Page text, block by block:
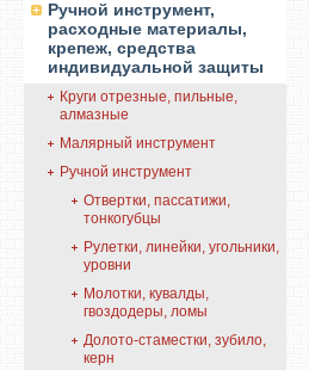
Ручной инструмент,
расходные материалы,
крепеж, средства
индивидуальной защиты
Круги отрезные, пильные,
алмазные
Малярный инструмент
Ручной инструмент
Отвертки, пассатижи,
тонкогубцы
Рулетки, линейки, угольники,
уровни
Молотки, кувалды,
гвоздодеры, ломы
Долото-стаместки, зубило,
керн